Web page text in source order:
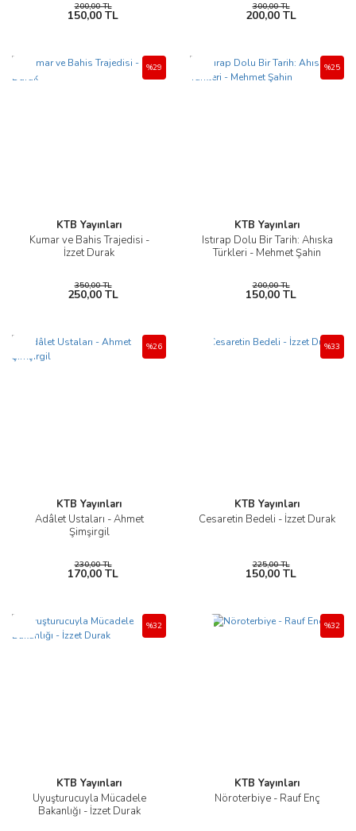
200,00 TL
150,00 TL
300,00 TL
200,00 TL
KTB Yayınları
Kumar ve Bahis Trajedisi -
İzzet Durak
%29
350,00 TL
250,00 TL
KTB Yayınları
Istırap Dolu Bir Tarih: Ahıska
Türkleri - Mehmet Şahin
%25
200,00 TL
150,00 TL
KTB Yayınları
Adâlet Ustaları - Ahmet
Şimşirgil
%26
230,00 TL
170,00 TL
KTB Yayınları
Cesaretin Bedeli - İzzet Durak
%33
225,00 TL
150,00 TL
KTB Yayınları
Uyuşturucuyla Mücadele
Bakanlığı - İzzet Durak
%32
KTB Yayınları
Nöroterbiye - Rauf Enç
%32